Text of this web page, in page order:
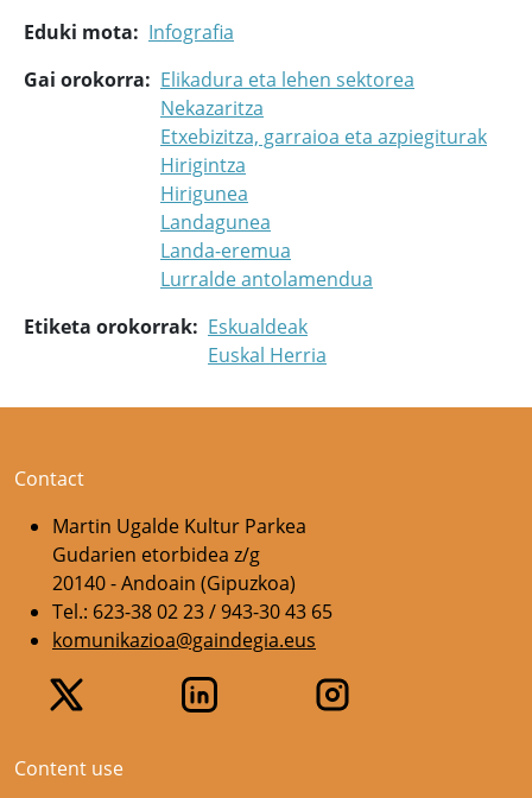
Eduki mota
Infografia
Gai orokorra
Elikadura eta lehen sektorea
Nekazaritza
Etxebizitza, garraioa eta azpiegiturak
Hirigintza
Hirigunea
Landagunea
Landa-eremua
Lurralde antolamendua
Etiketa orokorrak
Eskualdeak
Euskal Herria
Contact
Martin Ugalde Kultur Parkea
Gudarien etorbidea z/g
20140 - Andoain (Gipuzkoa)
Tel.: 623-38 02 23 / 943-30 43 65
komunikazioa@gaindegia.eus
Content use